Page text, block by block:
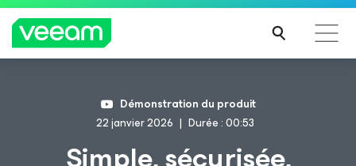
Recommandations de Veeam pour les clients
impactés par la mise à jour de CrowdStrike
Démonstration du produit
22 janvier 2026
Durée : 00:53